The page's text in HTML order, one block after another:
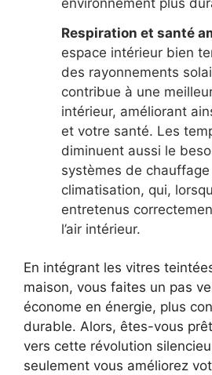
Respiration et santé
espace intérieur bien
des rayonnements
contribue à une
intérieur, améliorant
et votre santé. Les
diminuent aussi le
systèmes de
climatisation, qui,
entretenus
l’air intérieur.
En intégrant les vitres
maison, vous faites un pas
économe en énergie, plus
durable. Alors, êtes-vous
vers cette révolution
seulement vous améliorez